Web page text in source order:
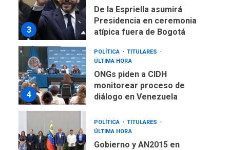
3
De la Espriella asumirá
Presidencia en ceremonia
atípica fuera de Bogotá
4
POLÍTICA
TITULARES
ÚLTIMA HORA
ONGs piden a CIDH
monitorear proceso de
diálogo en Venezuela
POLÍTICA
TITULARES
ÚLTIMA HORA
Gobierno y AN2015 en